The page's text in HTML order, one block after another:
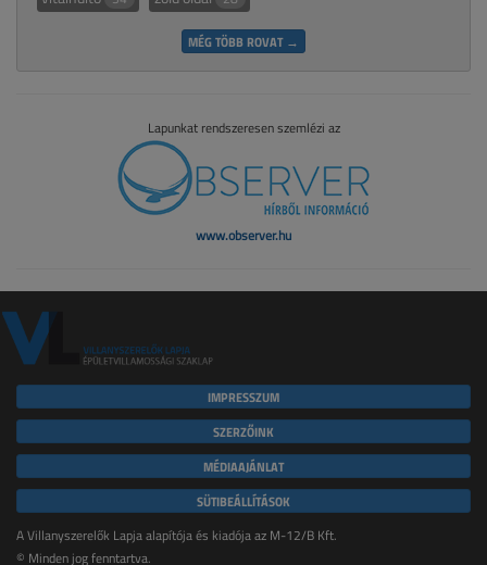
MÉG TÖBB ROVAT →
Lapunkat rendszeresen szemlézi az
www.observer.hu
IMPRESSZUM
SZERZŐINK
MÉDIAAJÁNLAT
SÜTIBEÁLLÍTÁSOK
A Villanyszerelők Lapja alapítója és kiadója az M-12/B Kft.
© Minden jog fenntartva.